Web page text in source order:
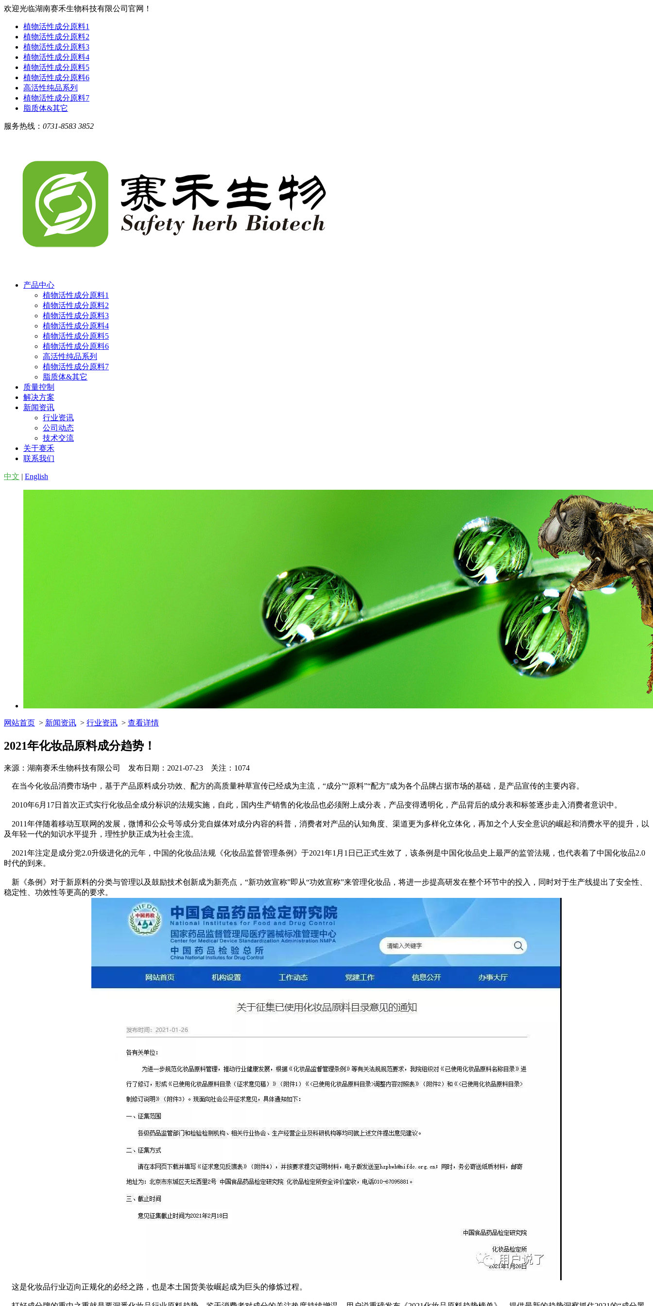
欢迎光临湖南赛禾生物科技有限公司官网！
植物活性成分原料1
植物活性成分原料2
植物活性成分原料3
植物活性成分原料4
植物活性成分原料5
植物活性成分原料6
高活性纯品系列
植物活性成分原料7
脂质体&其它
服务热线： 0731-8583 3852
产品中心
植物活性成分原料1
植物活性成分原料2
植物活性成分原料3
植物活性成分原料4
植物活性成分原料5
植物活性成分原料6
高活性纯品系列
植物活性成分原料7
脂质体&其它
质量控制
解决方案
新闻资讯
行业资讯
公司动态
技术交流
关于赛禾
联系我们
中文 | English
网站首页 > 新闻资讯 > 行业资讯 > 查看详情
2021年化妆品原料成分趋势！
来源：湖南赛禾生物科技有限公司 发布日期：2021-07-23 关注： 1074
在当今化妆品消费市场中，基于产品原料成分功效、配方的高质量种草宣传已经成为主流，“成分”“原料”“配方”成为各个品牌占据市场的基础，是产品宣传的主要内容。
2010年6月17日首次正式实行化妆品全成分标识的法规实施，自此，国内生产销售的化妆品也必须附上成分表，产品变得透明化，产品背后的成分表和标签逐步走入消费者意识中。
2011年伴随着移动互联网的发展，微博和公众号等成分党自媒体对成分内容的科普，消费者对产品的认知角度、渠道更为多样化立体化，再加之个人安全意识的崛起和消费水平的提升，以
及年轻一代的知识水平提升，理性护肤正成为社会主流。
2021年注定是成分党2.0升级进化的元年，中国的化妆品法规《化妆品监督管理条例》于2021年1月1日已正式生效了，该条例是中国化妆品史上最严的监管法规，也代表着了中国化妆品2.0
时代的到来。
新《条例》对于新原料的分类与管理以及鼓励技术创新成为新亮点，“新功效宣称”即从“功效宣称”来管理化妆品，将进一步提高研发在整个环节中的投入，同时对于生产线提出了安全性、
稳定性、功效性等更高的要求。
这是化妆品行业迈向正规化的必经之路，也是本土国货美妆崛起成为巨头的修炼过程。